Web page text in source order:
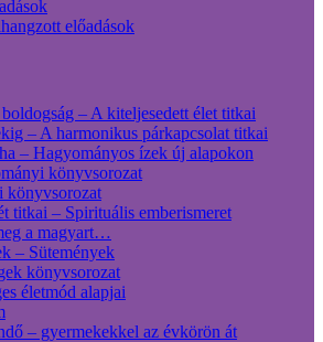
előadások
– A kiteljesedett élet titkai
– A harmonikus párkapcsolat titkai
– Hagyományos ízek új alapokon
könyvsorozat
könyvsorozat
titkai – Spirituális emberismeret
a magyart…
– Sütemények
könyvsorozat
életmód alapjai
– gyermekekkel az évkörön át